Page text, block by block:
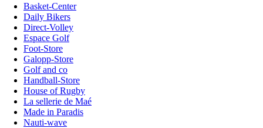
Basket-Center
Daily Bikers
Direct-Volley
Espace Golf
Foot-Store
Galopp-Store
Golf and co
Handball-Store
House of Rugby
La sellerie de Maé
Made in Paradis
Nauti-wave